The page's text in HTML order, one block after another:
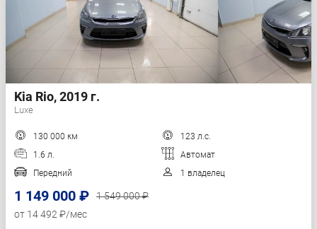
Kia Rio, 2019 г.
Luxe
130 000 км
123 л.с.
1.6 л.
Автомат
Передний
1 владелец
1 149 000 ₽
1 549 000 ₽
от 14 492 ₽/мес